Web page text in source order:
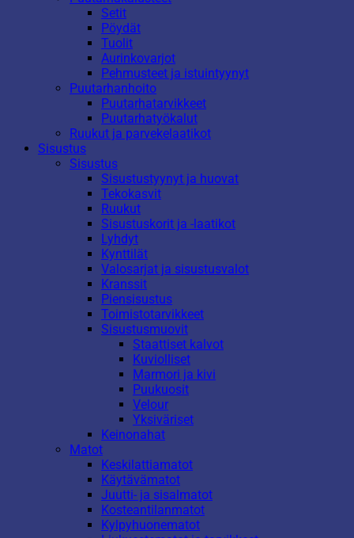
Setit
Pöydät
Tuolit
Aurinkovarjot
Pehmusteet ja istuintyynyt
Puutarhanhoito
Puutarhatarvikkeet
Puutarhatyökalut
Ruukut ja parvekelaatikot
Sisustus
Sisustus
Sisustustyynyt ja huovat
Tekokasvit
Ruukut
Sisustuskorit ja -laatikot
Lyhdyt
Kynttilät
Valosarjat ja sisustusvalot
Kranssit
Piensisustus
Toimistotarvikkeet
Sisustusmuovit
Staattiset kalvot
Kuviolliset
Marmori ja kivi
Puukuosit
Velour
Yksiväriset
Keinonahat
Matot
Keskilattiamatot
Käytävämatot
Juutti- ja sisalmatot
Kosteantilanmatot
Kylpyhuonematot